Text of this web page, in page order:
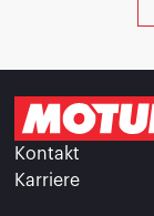
Kontakt
Karriere